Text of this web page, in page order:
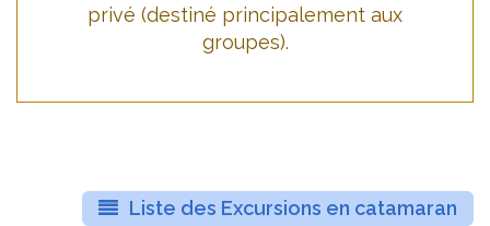
privé (destiné principalement aux
groupes).
Liste des Excursions en catamaran